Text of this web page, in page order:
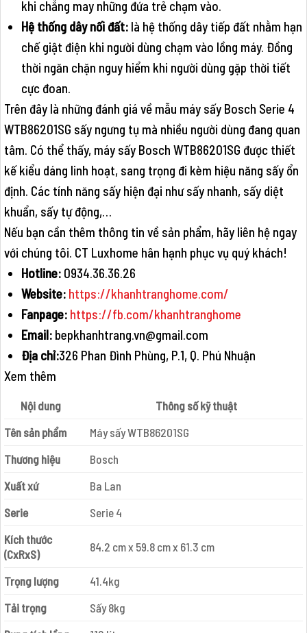
khi chẳng may những đứa trẻ chạm vào.
Hệ thống dây nối đất:là hệ thống dây tiếp đất nhằm hạn
chế giật điện khi người dùng chạm vào lồng máy. Đồng
thời ngăn chặn nguy hiểm khi người dùng gặp thời tiết
cực đoan.
Trên đây là những đánh giá về mẫu máy sấy Bosch Serie 4
WTB86201SG sấy ngưng tụ mà nhiều người dùng đang quan
tâm. Có thể thấy, máy sấy Bosch WTB86201SG được thiết
kế kiểu dáng linh hoạt, sang trọng đi kèm hiệu năng sấy ổn
định. Các tính năng sấy hiện đại như sấy nhanh, sấy diệt
khuẩn, sấy tự động,…
Nếu bạn cần thêm thông tin về sản phẩm, hãy liên hệ ngay
với chúng tôi. CT Luxhome hân hạnh phục vụ quý khách!
Hotline:0934.36.36.26
Website: https://khanhtranghome.com/
Fanpage: https://fb.com/khanhtranghome
Email: bepkhanhtrang.vn@gmail.com
Địa chỉ:326 Phan Đình Phùng, P.1, Q. Phú Nhuận
Xem thêm
Nội dung
Thông số kỹ thuật
Tên sản phẩm
Máy sấy WTB86201SG
Thương hiệu
Bosch
Xuất xứ
Ba Lan
Serie
Serie 4
Kích thước
(CxRxS)
84.2 cm x 59.8 cm x 61.3 cm
Trọng lượng
41.4kg
Tải trọng
Sấy 8kg